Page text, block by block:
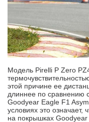
Модель Pirelli P Zero
этой причине ее
длиннее по
Goodyear Eagle F1
условиях это означает,
на покрышках